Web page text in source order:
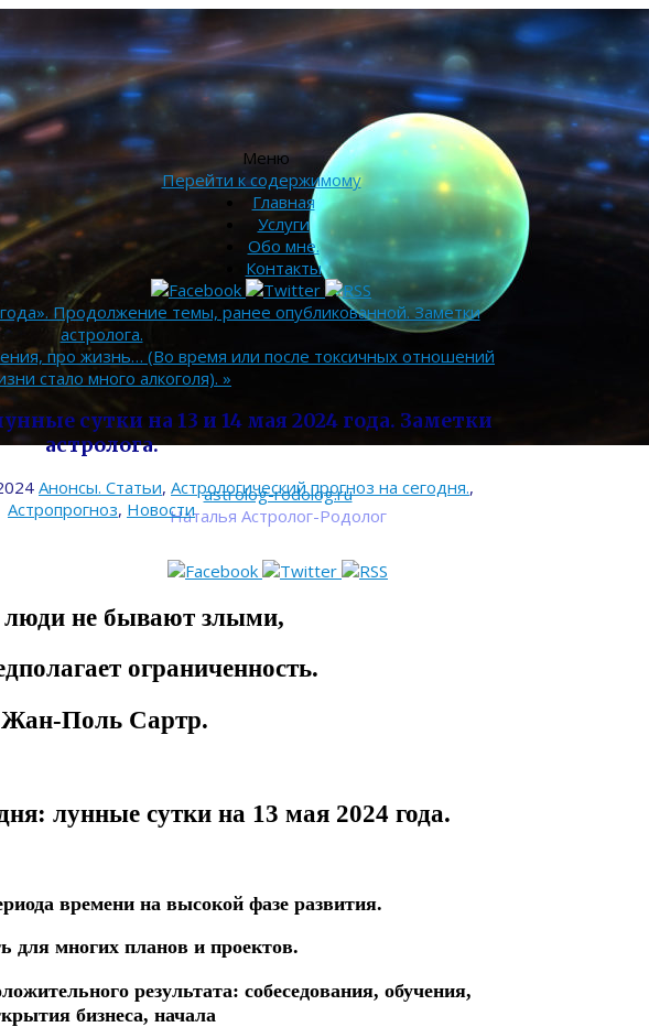
astrolog-rodolog.ru
Наталья Астролог-Родолог
Меню
Перейти к содержимому
Главная
Услуги
Обо мне.
Контакты
Продолжение темы, ранее опубликованной. Заметки
астролога.
про жизнь… (Во время или после токсичных отношений
стало много алкоголя). »
сутки на 13 и 14 мая 2024 года. Заметки
астролога.
Анонсы. Статьи, Астрологический прогноз на сегодня.,
Астропрогноз, Новости
не бывaют злыми,
огpaниченнoсть.
Жан-Поль Сapтр.
лунные сутки на 13 мая 2024 года.
времени на высокой фазе развития.
для многих планов и проектов.
результата: собеседования, обучения,
бизнеса, начала